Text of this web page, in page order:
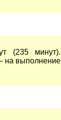
(235 минут).
на выполнение